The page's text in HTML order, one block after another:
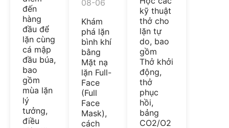
đến
hàng
đầu để
lặn cùng
cá mập
đầu búa,
bao
gồm
mùa lặn
lý
tưởng,
điều
08-06
Khám
phá lặn
bình khí
bằng
Mặt nạ
lặn Full-
Face
(Full
Face
Mask),
cách
kỹ thuật
thở cho
lặn tự
do, bao
gồm
Thở khởi
động,
thở
phục
hồi,
bảng
CO2/O2